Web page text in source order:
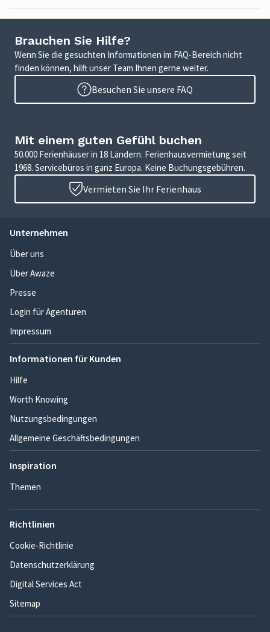
Brauchen Sie Hilfe?
Wenn Sie die gesuchten Informationen im FAQ-Bereich nicht
finden können, hilft unser Team Ihnen gerne weiter.
Besuchen Sie unsere FAQ
Mit einem guten Gefühl buchen
50.000 Ferienhäuser in 18 Ländern. Ferienhausvermietung seit
1968. Servicebüros in ganz Europa. Keine Buchungsgebühren.
Vermieten Sie Ihr Ferienhaus
Unternehmen
Über uns
Über Awaze
Presse
Login für Agenturen
Impressum
Informationen für Kunden
Hilfe
Worth Knowing
Nutzungsbedingungen
Allgemeine Geschäftsbedingungen
Inspiration
Themen
Richtlinien
Cookie-Richtlinie
Datenschutzerklärung
Digital Services Act
Sitemap